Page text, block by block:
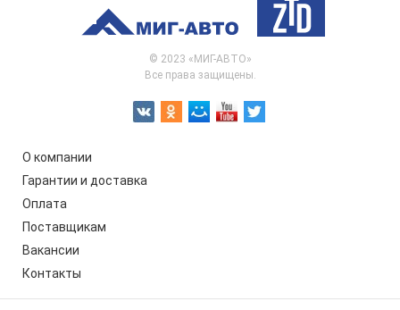
© 2023 «МИГ-АВТО»
Все права защищены.
О компании
Гарантии и доставка
Оплата
Поставщикам
Вакансии
Контакты